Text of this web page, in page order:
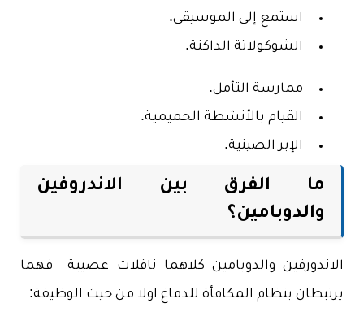
استمع إلى الموسيقى.
الشوكولاتة الداكنة.
ممارسة التأمل.
القيام بالأنشطة الحميمية.
الإبر الصينية.
ما الفرق بين الاندروفين
والدوبامين؟
الاندورفين والدوبامين كلاهما ناقلات عصيبة فهما
يرتبطان بنظام المكافأة للدماغ اولا من حيث الوظيفة: